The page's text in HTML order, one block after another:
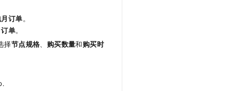
订单。
单。
择节点规格、 购买数量和购买时